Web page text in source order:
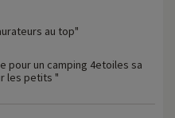
au top"
pour un camping 4etoiles sa
les petits "